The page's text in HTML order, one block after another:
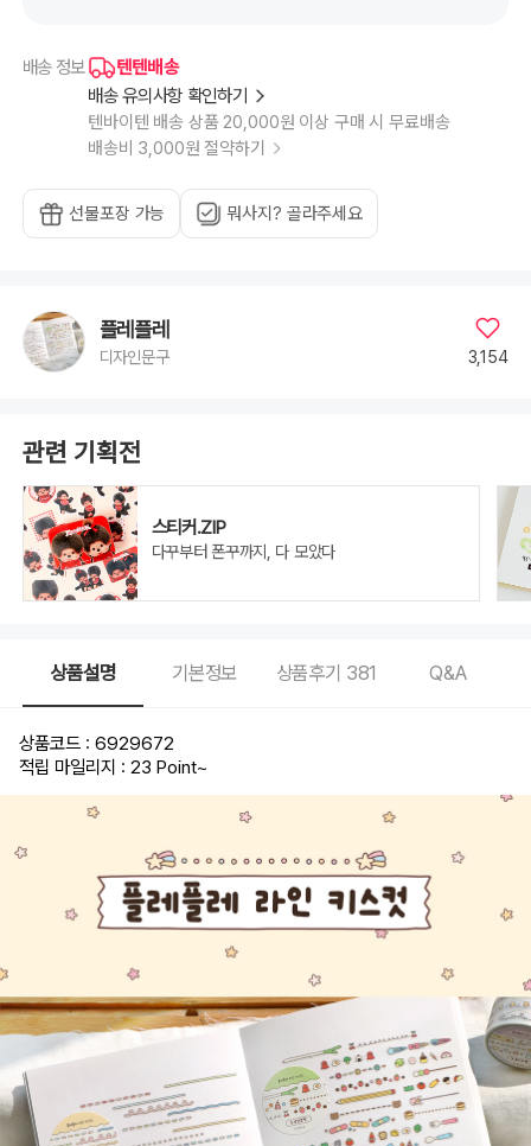
배송 정보
텐텐배송
배송 유의사항 확인하기
텐바이텐 배송 상품 20,000원 이상 구매 시 무료배송
배송비 3,000원 절약하기
선물포장 가능 뭐사지? 골라주세요
플레플레
디자인문구 3,154
관련 기획전
스티커.ZIP
다꾸부터 폰꾸까지, 다 모았다
상품설명 기본정보 상품후기 381 Q&A
상품코드 : 6929672
적립 마일리지 : 23 Point~